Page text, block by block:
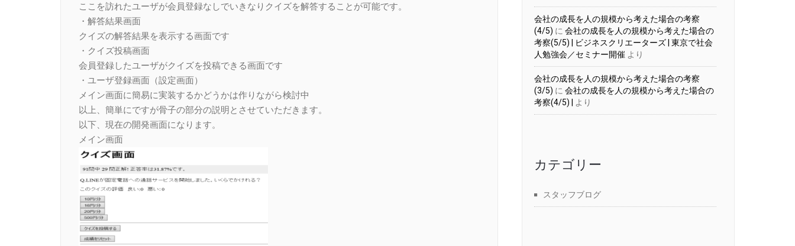
ここを訪れたユーザが会員登録なしでいきなりクイズを解答することが可能です。
・解答結果画面
クイズの解答結果を表示する画面です
・クイズ投稿画面
会員登録したユーザがクイズを投稿できる画面です
・ユーザ登録画面（設定画面）
メイン画面に簡易に実装するかどうかは作りながら検討中
以上、簡単にですが骨子の部分の説明とさせていただきます。
以下、現在の開発画面になります。
メイン画面
会社の成長を人の規模から考えた場合の考察
(4/5) に 会社の成長を人の規模から考えた場合の
考察(5/5) | ビジネスクリエーターズ | 東京で社会
人勉強会／セミナー開催 より
会社の成長を人の規模から考えた場合の考察
(3/5) に 会社の成長を人の規模から考えた場合の
考察(4/5) |
より
カテゴリー
スタッフブログ